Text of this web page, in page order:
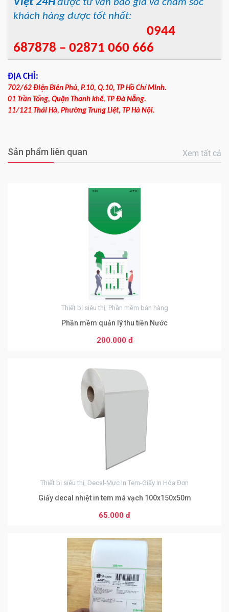
được tư vấn báo giá và chăm sóc
khách hàng được tốt nhất:
0944
687878 – 02871 060 666
ĐỊA CHỈ:
702/62 Điện Biên Phủ, P.10, Q.10, TP Hồ Chí Minh.
01 Trần Tống, Quận Thanh khê, TP Đà Nẵng.
11/121 Thái Hà, Phường Trung Liệt, TP Hà Nội.
Sản phẩm liên quan Xem tất cả
Thiết bị siêu thị, Phần mềm bán hàng
Phần mềm quản lý thu tiền Nước
200.000 đ
0
Thiết bị siêu thị, Decal-Mực In Tem-Giấy In Hóa Đơn
Giấy decal nhiệt in tem mã vạch 100x150x50m
65.000 đ
Từ 51 đến 99 sản phẩm
Từ 10000 sản phẩm
45.000 đ
Từ 50 đến 99 sản phẩm
Từ 100 đến 999 sản phẩm